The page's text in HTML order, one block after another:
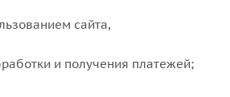
сайта,
и получения платежей;